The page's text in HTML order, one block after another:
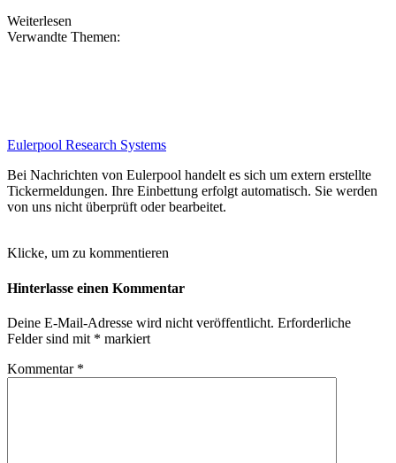
Weiterlesen
Verwandte Themen:
Eulerpool Research Systems
Bei Nachrichten von Eulerpool handelt es sich um extern erstellte
Tickermeldungen. Ihre Einbettung erfolgt automatisch. Sie werden
von uns nicht überprüft oder bearbeitet.
Klicke, um zu kommentieren
Hinterlasse einen Kommentar
Deine E-Mail-Adresse wird nicht veröffentlicht. Erforderliche
Felder sind mit * markiert
Kommentar *